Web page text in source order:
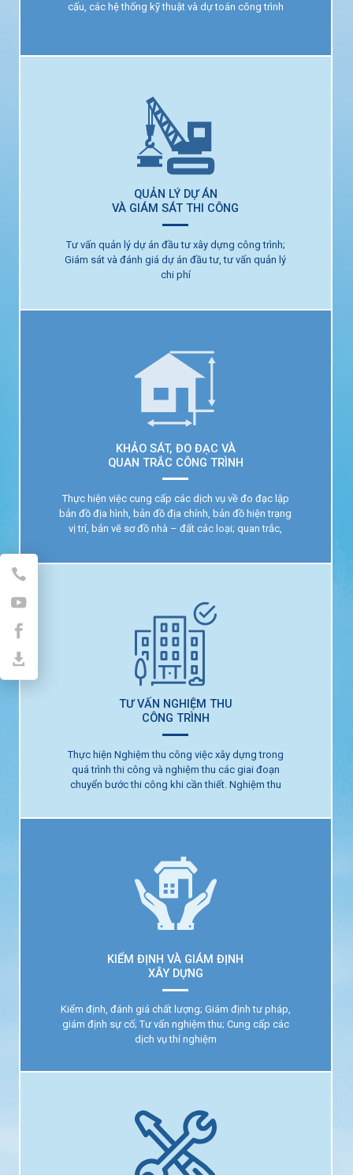
cấu, các hệ thống kỹ thuật và dự toán công trình
QUẢN LÝ DỰ ÁN
QUẢN LÝ DỰ ÁN
VÀ GIÁM SÁT THI CÔNG
Tư vấn quản lý dự án đầu tư xây dựng công trình;
Giám sát và đánh giá dự án đầu tư, tư vấn quản lý
chi phí
KHẢO SÁT, ĐO ĐẠC VÀ
KHẢO SÁT, ĐO ĐẠC VÀ
QUAN TRẮC CÔNG TRÌNH
Thực hiện việc cung cấp các dịch vụ về đo đạc lập
bản đồ địa hình, bản đồ địa chính, bản đồ hiện trạng
vị trí, bản vẽ sơ đồ nhà – đất các loại; quan trắc,
TƯ VẤN NGHIỆM THU
TƯ VẤN NGHIỆM THU
CÔNG TRÌNH
Thực hiện Nghiệm thu công việc xây dựng trong
quá trình thi công và nghiệm thu các giai đoạn
chuyển bước thi công khi cần thiết. Nghiệm thu
KIỂM ĐỊNH VÀ GIÁM ĐỊNH
KIỂM ĐỊNH VÀ GIÁM ĐỊNH
XÂY DỰNG
Kiểm định, đánh giá chất lượng; Giám định tư pháp,
giám định sự cố; Tư vấn nghiệm thu; Cung cấp các
dịch vụ thí nghiệm